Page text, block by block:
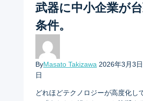
武器に中小企業が
条件。
ByMasato Takizawa 2026年3月3日
日
どれほどテクノロジーが高度化し